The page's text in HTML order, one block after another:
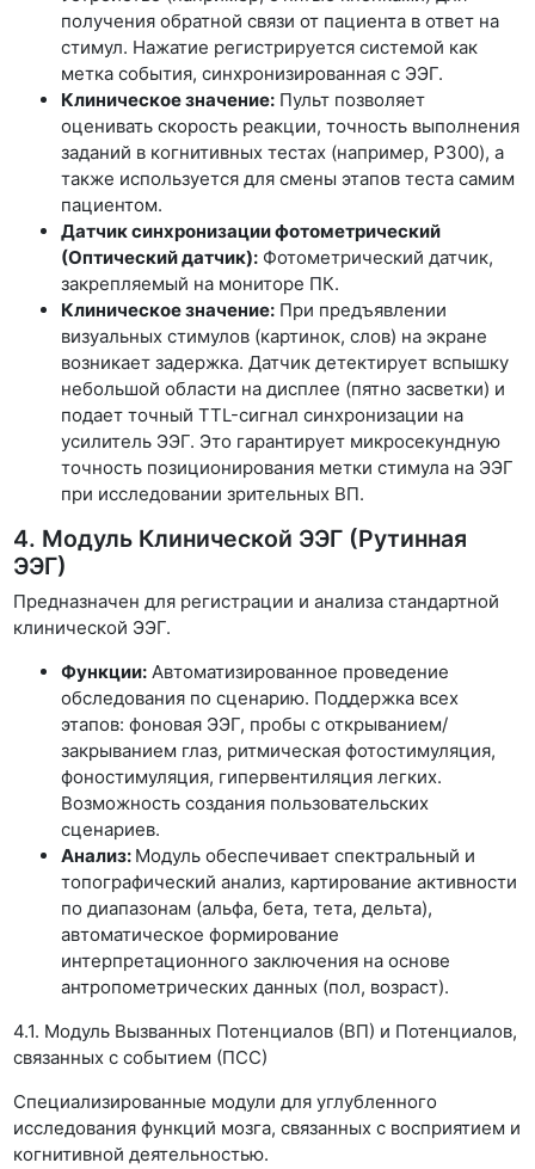
получения обратной связи от пациента в ответ на
стимул. Нажатие регистрируется системой как
метка события, синхронизированная с ЭЭГ.
Клиническое значение: Пульт позволяет
оценивать скорость реакции, точность выполнения
заданий в когнитивных тестах (например, P300), а
также используется для смены этапов теста самим
пациентом.
Датчик синхронизации фотометрический
(Оптический датчик): Фотометрический датчик,
закрепляемый на мониторе ПК.
Клиническое значение: При предъявлении
визуальных стимулов (картинок, слов) на экране
возникает задержка. Датчик детектирует вспышку
небольшой области на дисплее (пятно засветки) и
подает точный TTL-сигнал синхронизации на
усилитель ЭЭГ. Это гарантирует микросекундную
точность позиционирования метки стимула на ЭЭГ
при исследовании зрительных ВП.
4. Модуль Клинической ЭЭГ (Рутинная
ЭЭГ)
Предназначен для регистрации и анализа стандартной
клинической ЭЭГ.
Функции: Автоматизированное проведение
обследования по сценарию. Поддержка всех
этапов: фоновая ЭЭГ, пробы с открыванием/
закрыванием глаз, ритмическая фотостимуляция,
фоностимуляция, гипервентиляция легких.
Возможность создания пользовательских
сценариев.
Анализ: Модуль обеспечивает спектральный и
топографический анализ, картирование активности
по диапазонам (альфа, бета, тета, дельта),
автоматическое формирование
интерпретационного заключения на основе
антропометрических данных (пол, возраст).
4.1. Модуль Вызванных Потенциалов (ВП) и Потенциалов,
связанных с событием (ПСС)
Специализированные модули для углубленного
исследования функций мозга, связанных с восприятием и
когнитивной деятельностью.